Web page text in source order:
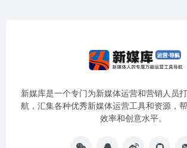
新媒库是一个专门为新媒体运营和营销人员
航，汇集各种优秀新媒体运营工具和资源，
效率和创意水平。